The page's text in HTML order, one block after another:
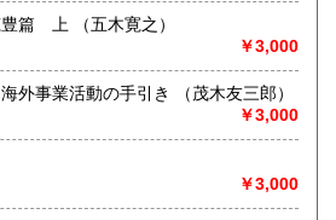
青春の門 第一部 筑豊篇 上 （五木寛之）
￥3,000
国際ビジネス学入門 海外事業活動の手引き （茂木友三郎）
￥3,000
￥3,000